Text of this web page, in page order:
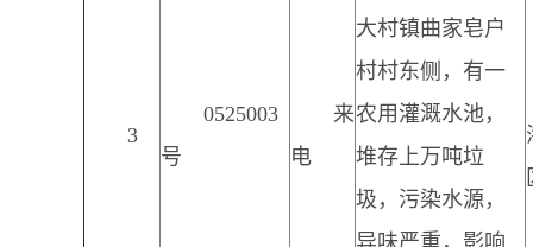
3
0525003
号
来
电
大村镇曲家皂户
村村东侧，有一
农用灌溉水池，
堆存上万吨垃
圾，污染水源，
异味严重，影响